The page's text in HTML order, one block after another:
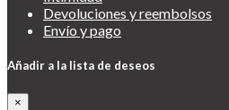
Devoluciones y reembolsos
Envío y pago
Añadir a la lista de deseos
×